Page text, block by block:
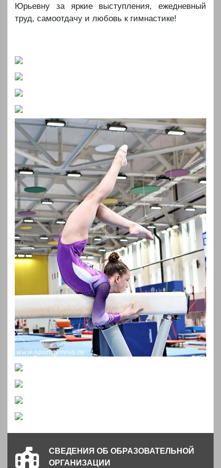
СВЕДЕНИЯ ОБ ОБРАЗОВАТЕЛЬНОЙ
ОРГАНИЗАЦИИ
Юрьевну за яркие выступления, ежедневный
труд, самоотдачу и любовь к гимнастике!